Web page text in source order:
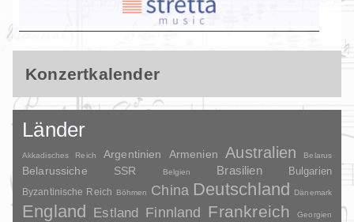
Konzertkalender
Länder
Akkadisches Reich Argentinien Armenien Australien Belarus
Belarussiche SSR Belgien Brasilien Bulgarien
Byzantinische Reich Böhmen China Deutschland Dänemark
England Estland Finnland Frankreich
Georgien